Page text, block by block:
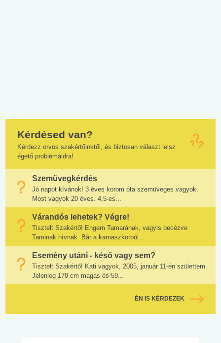
Kérdésed van?
Kérdezz orvos szakértőinktől, és biztosan választ lelsz
égető problémáidra!
Szemüvegkérdés
Jó napot kívánok! 3 éves korom óta szemüveges vagyok.
Most vagyok 20 éves. 4,5-es...
Várandós lehetek? Végre!
Tisztelt Szakértő! Engem Tamarának, vagyis becézve
Taminak hívnak. Bár a kamaszkorból...
Esemény utáni - késő vagy sem?
Tisztelt Szakértő! Kati vagyok, 2005, január 11-én születtem.
Jelenleg 170 cm magas és 59...
ÉN IS KÉRDEZEK